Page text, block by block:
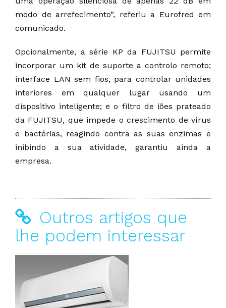
modo de arrefecimento”, referiu a Eurofred em
comunicado.
Opcionalmente, a série KP da FUJITSU permite
incorporar um kit de suporte a controlo remoto;
interface LAN sem fios, para controlar unidades
interiores em qualquer lugar usando um
dispositivo inteligente; e o filtro de iões prateado
da FUJITSU, que impede o crescimento de vírus
e bactérias, reagindo contra as suas enzimas e
inibindo a sua atividade, garantiu ainda a
empresa.
Outros artigos que
lhe podem interessar